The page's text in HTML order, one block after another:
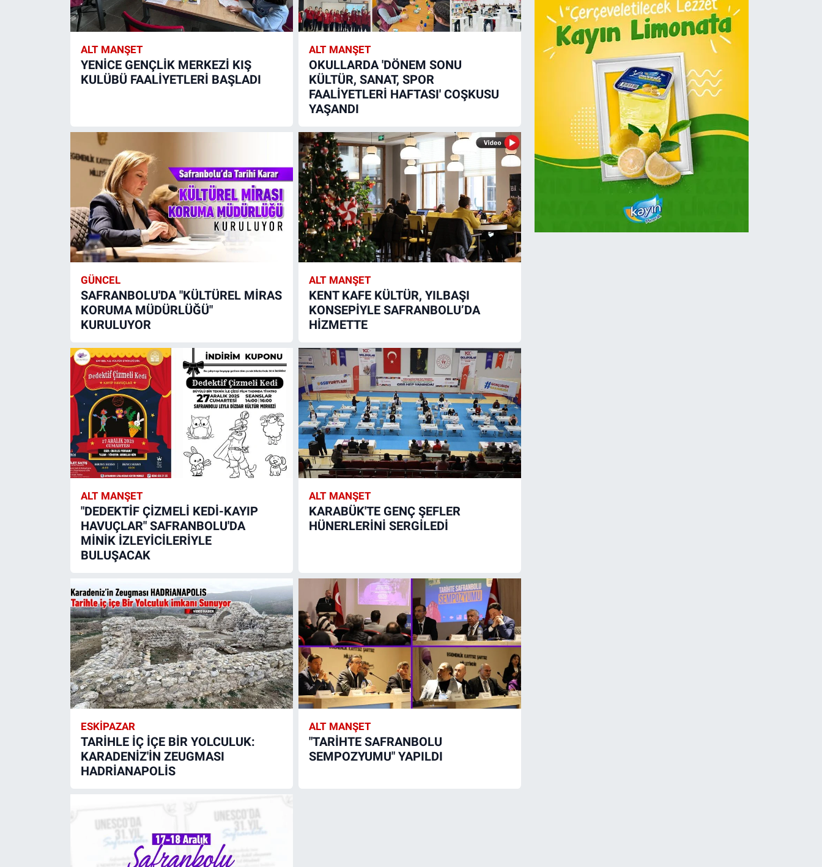
ALT MANŞET
YENİCE GENÇLİK MERKEZİ KIŞ
KULÜBÜ FAALİYETLERİ BAŞLADI
ALT MANŞET
OKULLARDA 'DÖNEM SONU
KÜLTÜR, SANAT, SPOR
FAALİYETLERİ HAFTASI' COŞKUSU
YAŞANDI
GÜNCEL
SAFRANBOLU'DA "KÜLTÜREL MİRAS
KORUMA MÜDÜRLÜĞÜ"
KURULUYOR
ALT MANŞET
KENT KAFE KÜLTÜR, YILBAŞI
KONSEPİYLE SAFRANBOLU’DA
HİZMETTE
ALT MANŞET
"DEDEKTİF ÇİZMELİ KEDİ-KAYIP
HAVUÇLAR" SAFRANBOLU'DA
MİNİK İZLEYİCİLERİYLE
BULUŞACAK
ALT MANŞET
KARABÜK'TE GENÇ ŞEFLER
HÜNERLERİNİ SERGİLEDİ
ESKIPAZAR
TARİHLE İÇ İÇE BİR YOLCULUK:
KARADENİZ'İN ZEUGMASI
HADRİANAPOLİS
ALT MANŞET
"TARİHTE SAFRANBOLU
SEMPOZYUMU" YAPILDI